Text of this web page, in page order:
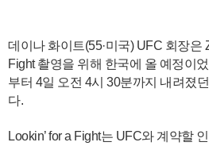
데이나 화이트(55·미국) UFC 회장은
Fight 촬영을 위해 한국에 올 예정이
부터 4일 오전 4시 30분까지 내려졌
다.
Lookin’ for a Fight는 UFC와 계약할